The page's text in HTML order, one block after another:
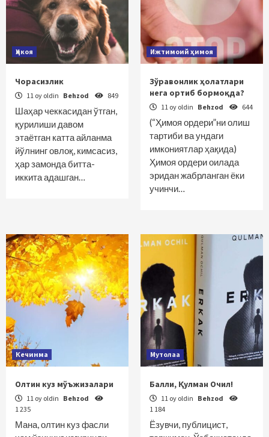
Ҳикоя
Чорасизлик
11 oy oldin Behzod 849
Шаҳар чеккасидан ўтган,
қурилиши давом
этаётган катта айланма
йўлнинг овлоқ, кимсасиз,
ҳар замонда битта-
иккита адашган…
Ижтимоий ҳимоя
Зўравонлик ҳолатлари
нега ортиб бормоқда?
11 oy oldin Behzod 644
(“Ҳимоя ордери”ни олиш
тартиби ва ундаги
имкониятлар ҳақида)
Ҳимоя ордери оилада
эридан жабрланган ёки
учинчи…
Кечинма
Олтин куз мўъжизалари
11 oy oldin Behzod
1 235
Мана, олтин куз фасли
Мутолаа
Балли, Қулман Очил!
11 oy oldin Behzod
1 184
Ёзувчи, публицист,